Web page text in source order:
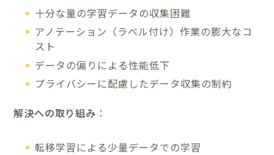
十分な量の学習データの収集困難
アノテーション（ラベル付け）作業の膨大なコ
スト
データの偏りによる性能低下
プライバシーに配慮したデータ収集の制約
解決への取り組み ：
転移学習による少量データでの学習